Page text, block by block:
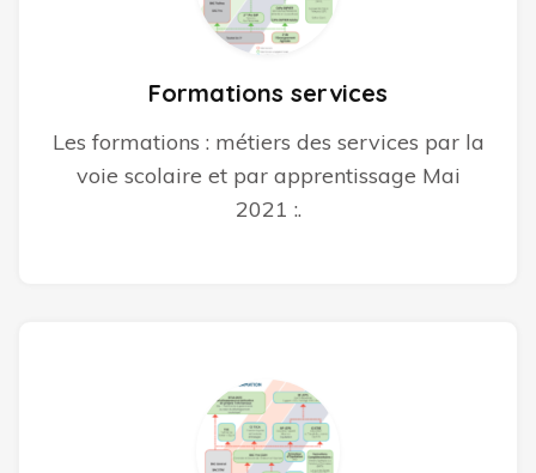
Formations services
Les formations : métiers des services par la
voie scolaire et par apprentissage Mai
2021 :.